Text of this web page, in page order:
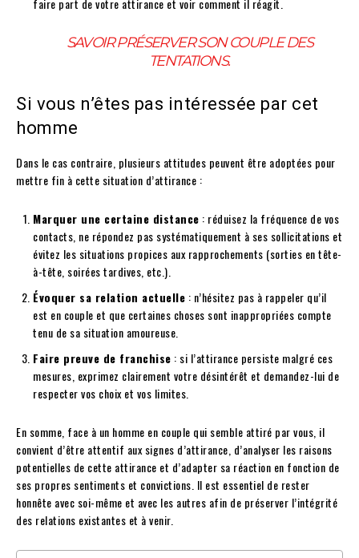
faire part de votre attirance et voir comment il réagit.
SAVOIR PRÉSERVER SON COUPLE DES
TENTATIONS.
Si vous n’êtes pas intéressée par cet
homme
Dans le cas contraire, plusieurs attitudes peuvent être adoptées pour
mettre fin à cette situation d’attirance :
Marquer une certaine distance : réduisez la fréquence de vos
contacts, ne répondez pas systématiquement à ses sollicitations et
évitez les situations propices aux rapprochements (sorties en tête-
à-tête, soirées tardives, etc.).
Évoquer sa relation actuelle : n’hésitez pas à rappeler qu’il
est en couple et que certaines choses sont inappropriées compte
tenu de sa situation amoureuse.
Faire preuve de franchise : si l’attirance persiste malgré ces
mesures, exprimez clairement votre désintérêt et demandez-lui de
respecter vos choix et vos limites.
En somme, face à un homme en couple qui semble attiré par vous, il
convient d’être attentif aux signes d’attirance, d’analyser les raisons
potentielles de cette attirance et d’adapter sa réaction en fonction de
ses propres sentiments et convictions. Il est essentiel de rester
honnête avec soi-même et avec les autres afin de préserver l’intégrité
des relations existantes et à venir.